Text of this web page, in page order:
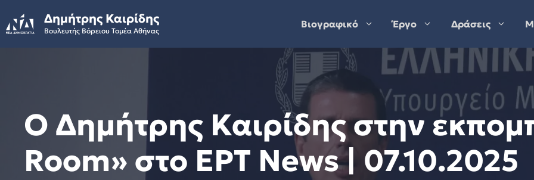
to
content
Δημήτρης Καιρίδης
Βουλευτής Βόρειου Τομέα Αθήνας
Βιογραφικό Έργο Δράσεις
Ο Δημήτρης Καιρίδης στην
Room» στο ΕΡΤ News | 07.10.2025